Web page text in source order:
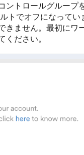
トロールグループ
トでオフになってい
きません。最初にワ
ください。